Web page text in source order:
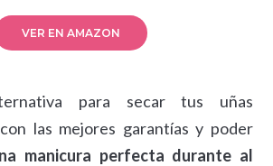
VER EN AMAZON
para secar tus uñas
las mejores garantías y poder
manicura perfecta durante al